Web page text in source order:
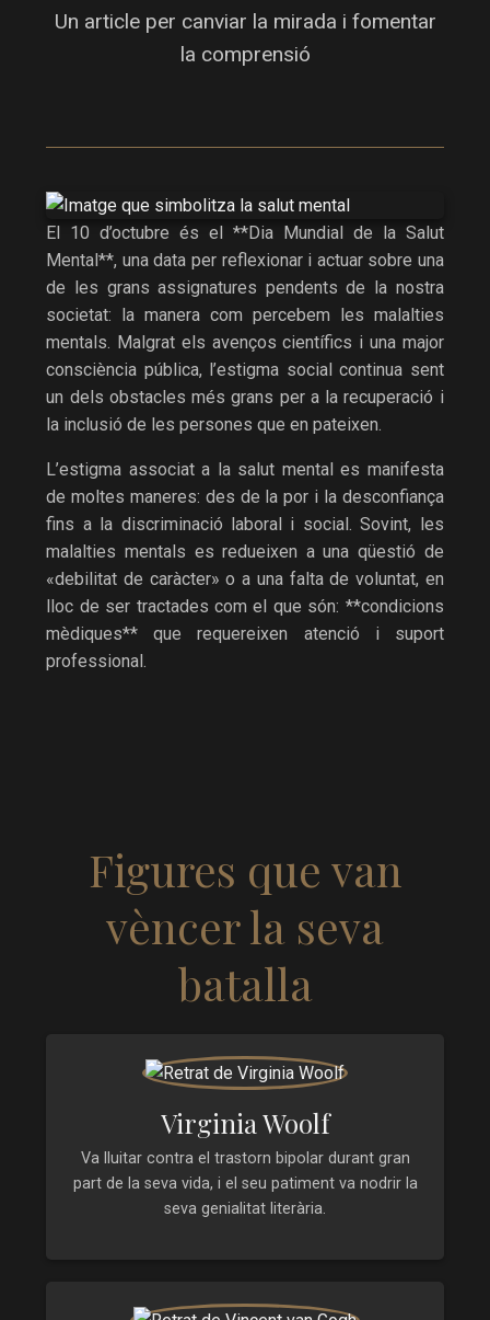
Un article per canviar la mirada i fomentar
la comprensió
El 10 d’octubre és el **Dia Mundial de la Salut
Mental**, una data per reflexionar i actuar sobre una
de les grans assignatures pendents de la nostra
societat: la manera com percebem les malalties
mentals. Malgrat els avenços científics i una major
consciència pública, l’estigma social continua sent
un dels obstacles més grans per a la recuperació i
la inclusió de les persones que en pateixen.
L’estigma associat a la salut mental es manifesta
de moltes maneres: des de la por i la desconfiança
fins a la discriminació laboral i social. Sovint, les
malalties mentals es redueixen a una qüestió de
«debilitat de caràcter» o a una falta de voluntat, en
lloc de ser tractades com el que són: **condicions
mèdiques** que requereixen atenció i suport
professional.
Figures que van
vèncer la seva
batalla
Virginia Woolf
Va lluitar contra el trastorn bipolar durant gran
part de la seva vida, i el seu patiment va nodrir la
seva genialitat literària.